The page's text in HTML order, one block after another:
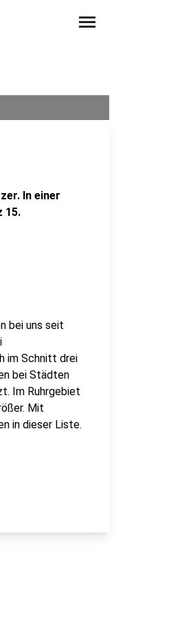
menu
In einer
15.
bei uns seit
im Schnitt drei
bei Städten
Im Ruhrgebiet
Mit
in dieser Liste.